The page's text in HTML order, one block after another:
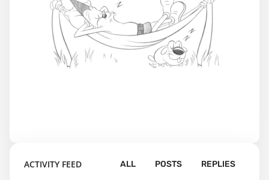
ACTIVITY FEED ALL POSTS REPLIES